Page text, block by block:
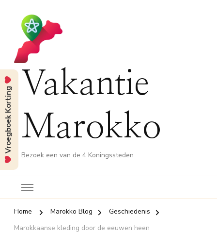
Vakantie
Marokko
Bezoek een van de 4 Koningssteden
Home Marokko Blog
Geschiedenis
Marokkaanse kleding door de eeuwen heen
Vroegboek Korting